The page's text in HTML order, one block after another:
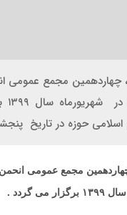
مجمع عمومی
حوزه در تاریخ پنجشنبه
مجمع عمومی
.